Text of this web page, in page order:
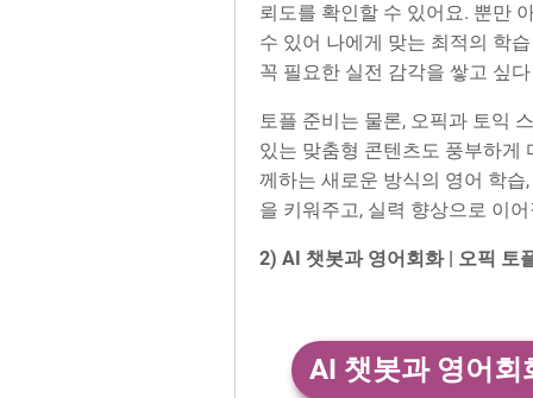
뢰도를 확인할 수 있어요. 뿐만
수 있어 나에게 맞는 최적의 학
꼭 필요한 실전 감각을 쌓고 싶
토플 준비는 물론, 오픽과 토익
있는 맞춤형 콘텐츠도 풍부하게
께하는 새로운 방식의 영어 학
을 키워주고, 실력 향상으로 이
2) AI 챗봇과 영어회화 | 오픽 토